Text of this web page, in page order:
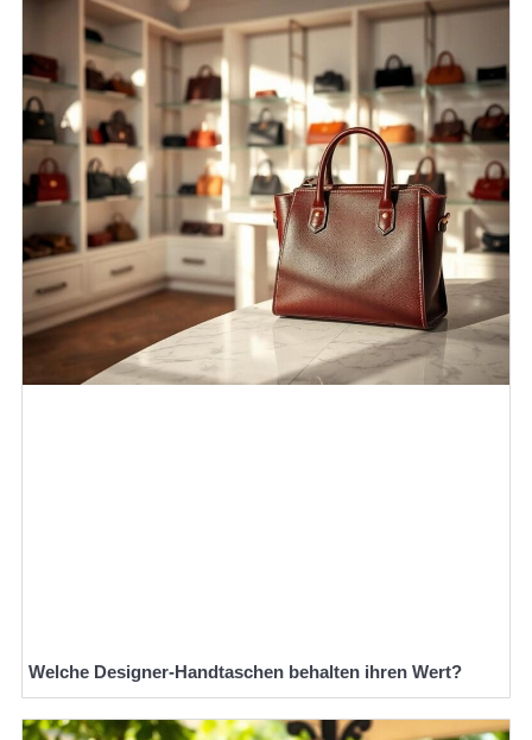
Welche Designer-Handtaschen behalten ihren Wert?